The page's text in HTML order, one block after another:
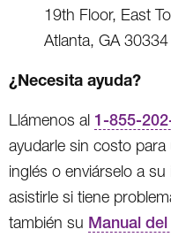
19th Floor, East
Atlanta, GA 30334
¿Necesita ayuda?
Llámenos al 1-855-
ayudarle sin costo
inglés o enviárselo a
asistirle si tiene
también su Manual